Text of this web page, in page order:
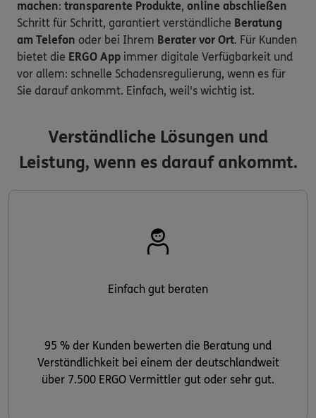
machen: transparente Produkte, online abschließen
Schritt für Schritt, garantiert verständliche Beratung
am Telefon oder bei Ihrem Berater vor Ort. Für Kunden
bietet die ERGO App immer digitale Verfügbarkeit und
vor allem: schnelle Schadensregulierung, wenn es für
Sie darauf ankommt. Einfach, weil's wichtig ist.
Verständliche Lösungen und
Leistung, wenn es darauf ankommt.
Einfach gut beraten
95 % der Kunden bewerten die Beratung und
Verständlichkeit bei einem der deutschlandweit
über 7.500 ERGO Vermittler gut oder sehr gut.